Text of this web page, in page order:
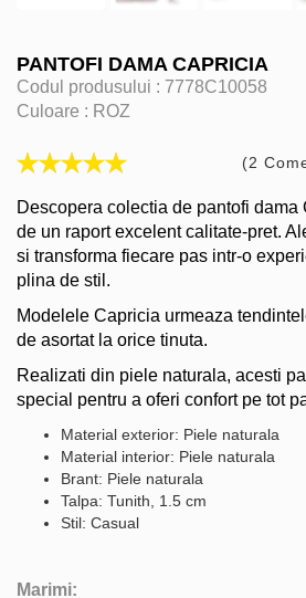
PANTOFI DAMA CAPRICIA
Codul produsului : 7778C10058
Culoare : ROZ
(2
Descopera colectia de pantofi dama
de un raport excelent calitate-pret.
si transforma fiecare pas intr-o
plina de stil.
Modelele Capricia urmeaza
de asortat la orice tinuta.
Realizati din piele naturala, acesti
special pentru a oferi confort pe tot
Material exterior: Piele naturala
Material interior: Piele naturala
Brant: Piele naturala
Talpa: Tunith, 1.5 cm
Stil: Casual
Marimi: